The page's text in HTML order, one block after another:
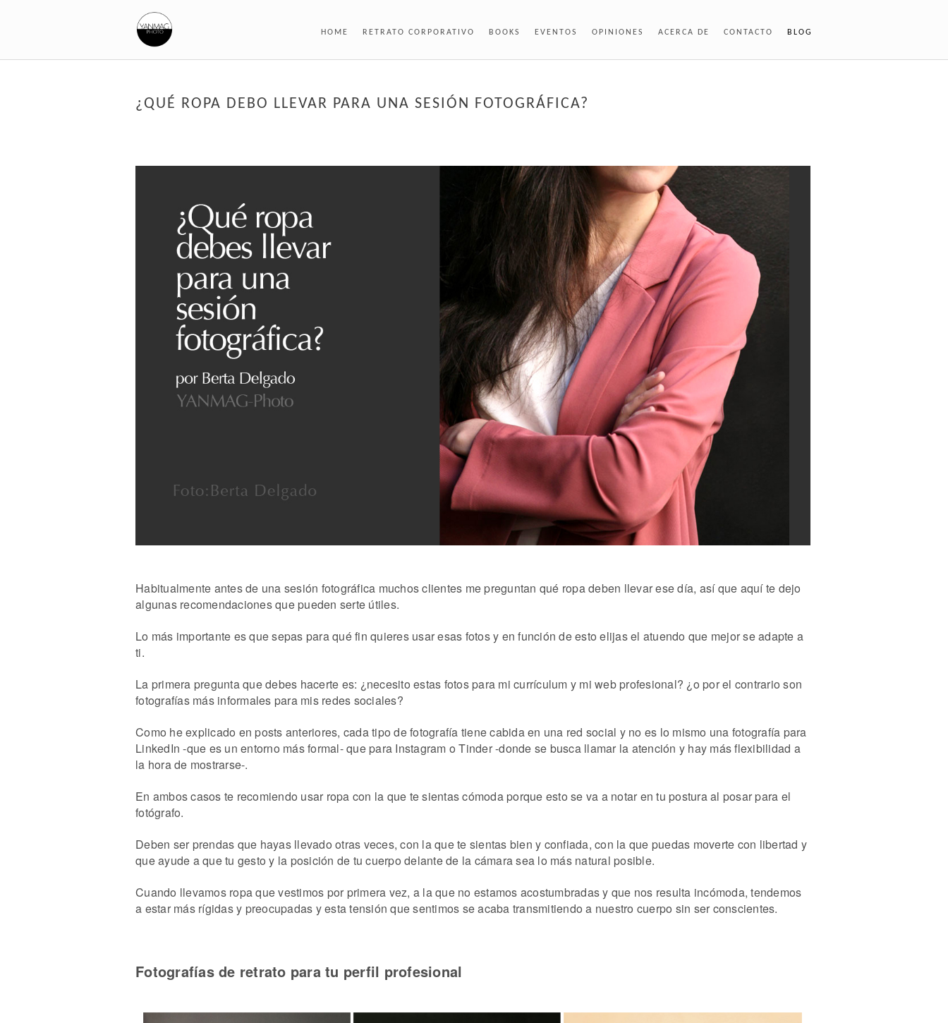
HOME RETRATO CORPORATIVO BOOKS EVENTOS OPINIONES ACERCA DE CONTACTO BLOG
¿QUÉ ROPA DEBO LLEVAR PARA UNA SESIÓN FOTOGRÁFICA?
Habitualmente antes de una sesión fotográfica muchos clientes me preguntan qué ropa deben llevar ese día, así que aquí te dejo
algunas recomendaciones que pueden serte útiles.
Lo más importante es que sepas para qué fin quieres usar esas fotos y en función de esto elijas el atuendo que mejor se adapte a
ti.
La primera pregunta que debes hacerte es: ¿necesito estas fotos para mi currículum y mi web profesional? ¿o por el contrario son
fotografías más informales para mis redes sociales?
Como he explicado en posts anteriores, cada tipo de fotografía tiene cabida en una red social y no es lo mismo una fotografía para
LinkedIn -que es un entorno más formal- que para Instagram o Tinder -donde se busca llamar la atención y hay más flexibilidad a
la hora de mostrarse-.
En ambos casos te recomiendo usar ropa con la que te sientas cómoda porque esto se va a notar en tu postura al posar para el
fotógrafo.
Deben ser prendas que hayas llevado otras veces, con la que te sientas bien y confiada, con la que puedas moverte con libertad y
que ayude a que tu gesto y la posición de tu cuerpo delante de la cámara sea lo más natural posible.
Cuando llevamos ropa que vestimos por primera vez, a la que no estamos acostumbradas y que nos resulta incómoda, tendemos
a estar más rígidas y preocupadas y esta tensión que sentimos se acaba transmitiendo a nuestro cuerpo sin ser conscientes.
Fotografías de retrato para tu perfil profesional